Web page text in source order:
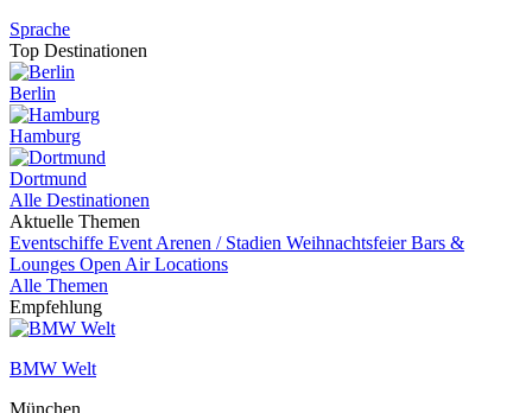
Sprache
Top Destinationen
Berlin
Hamburg
Dortmund
Alle Destinationen
Aktuelle Themen
Eventschiffe Event Arenen / Stadien WeihnachtsfeierBars &
Lounges Open Air Locations
Alle Themen
Empfehlung
BMW Welt
München